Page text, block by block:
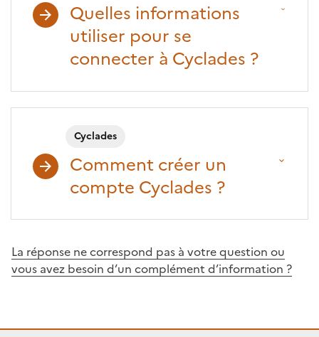
Quelles informations
utiliser pour se
connecter à Cyclades ?
Cyclades
Comment créer un
compte Cyclades ?
La réponse ne correspond pas à votre question ou
vous avez besoin d’un complément d’information ?